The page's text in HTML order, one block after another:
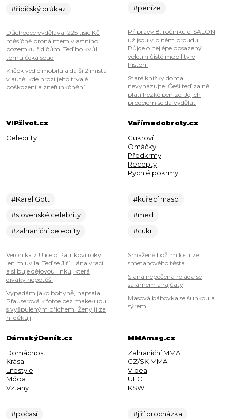
#řidičský průkaz
Důchodce vydělával 225 tisíc Kč
měsíčně pronájmem vlastního
pozemku řidičům. Teď ho kvůli
tomu čeká soud
Klíček vedle mobilu a další 2 místa
v autě, kde hrozí jeho trvalé
poškození a znefunkčnění
#peníze
Přípravy 8. ročníku e-SALON
už jsou v plném proudu.
Půjde o nejlépe obsazený
veletrh čisté mobility v
historii
Staré knížky doma
nevyhazujte. Češi teď za ně
platí hezké peníze. Jejich
prodejem se dá vydělat
VIPživot.cz
Celebrity
#Karel Gott
#slovenské celebrity
#zahraniční celebrity
Veronika z Ulice o Patrikovi roky
jen mluvila. Teď se Jiří Hána vrací
a slibuje dějovou linku, která
diváky nepotěší
Vypadám jako bohyně, napsala
Pfauserová k fotce bez make-upu
s vyšpuleným břichem. Ženy jí za
ni děkují
Vařímedobroty.cz
Cukroví
Omáčky
Předkrmy
Recepty
Rychlé pokrmy
#kuřecí maso
#med
#cukr
Smažené boží milosti ze
smetanového těsta
Slaná nepečená roláda se
salámem a rajčaty
Masová bábovka se šunkou a
sýrem
DámskýDeník.cz
Domácnost
Krása
Lifestyle
Móda
Vztahy
#počasí
MMAmag.cz
Zahraniční MMA
CZ/SK MMA
Videa
UFC
KSW
#jiří procházka